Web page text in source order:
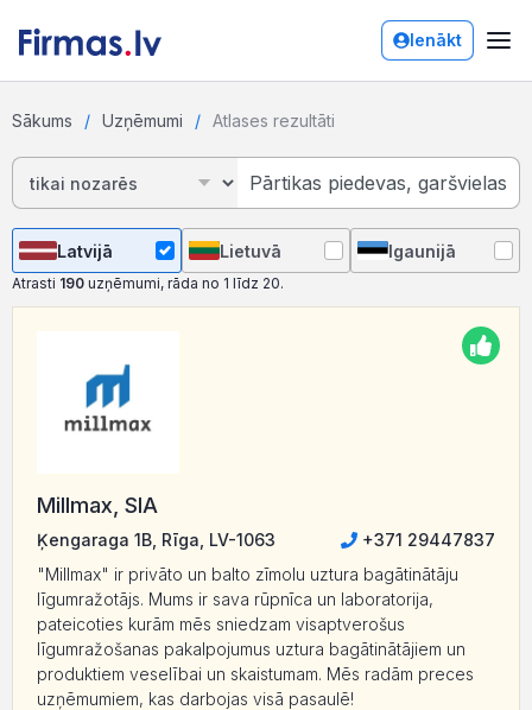
Ienākt
Sākums Uzņēmumi Atlases rezultāti
Latvijā Lietuvā Igaunijā
Atrasti 190 uzņēmumi, rāda no 1 līdz 20.
Millmax, SIA
Ķengaraga 1B, Rīga, LV-1063
+371 29447837
"Millmax" ir privāto un balto zīmolu uztura bagātinātāju
līgumražotājs. Mums ir sava rūpnīca un laboratorija,
pateicoties kurām mēs sniedzam visaptverošus
līgumražošanas pakalpojumus uztura bagātinātājiem un
produktiem veselībai un skaistumam. Mēs radām preces
uzņēmumiem, kas darbojas visā pasaulē!